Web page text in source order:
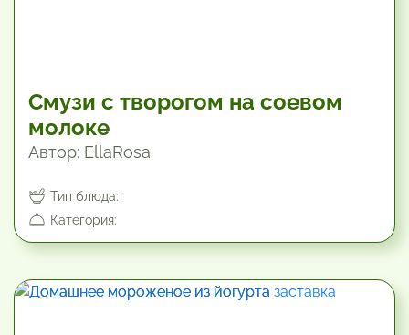
Смузи с творогом на соевом
молоке
Автор: EllaRosa
Тип блюда:
Категория: